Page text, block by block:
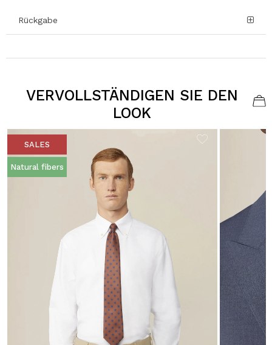
Rückgabe
VERVOLLSTÄNDIGEN SIE DEN
LOOK
SALES
Natural fibers